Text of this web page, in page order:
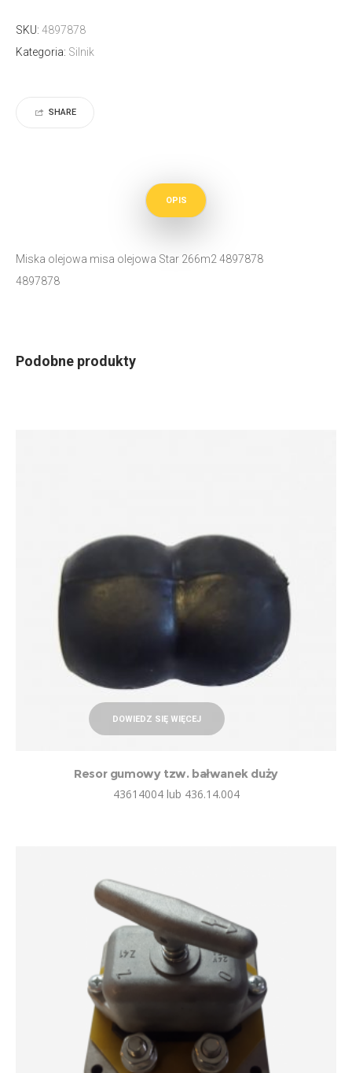
SKU: 4897878
Kategoria: Silnik
SHARE
OPIS
Miska olejowa misa olejowa Star 266m2 4897878
4897878
Podobne produkty
DOWIEDZ SIĘ WIĘCEJ
Resor gumowy tzw. bałwanek duży
43614004 lub 436.14.004